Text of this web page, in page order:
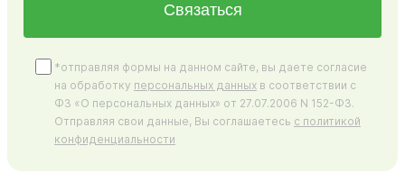
Связаться
*отправляя формы на данном сайте, вы даете согласие
на обработку персональных данных в соответствии с
ФЗ «О персональных данных» от 27.07.2006 N 152-ФЗ.
Отправляя свои данные, Вы соглашаетесь с политикой
конфиденциальности